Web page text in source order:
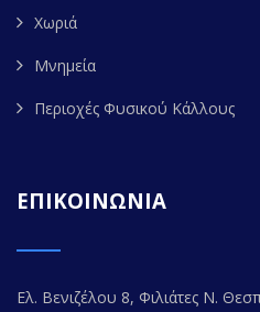
Χωριά
Μνημεία
Περιοχές Φυσικού Κάλλους
ΕΠΙΚΟΙΝΩΝΙΑ
Ελ. Βενιζέλου 8, Φιλιάτες Ν.